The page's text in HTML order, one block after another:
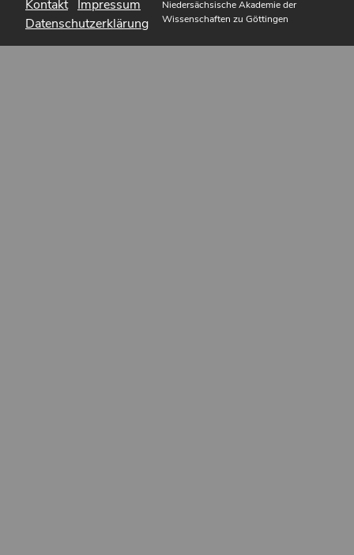
Kontakt Impressum
Datenschutzerklärung
Niedersächsische Akademie der
Wissenschaften zu Göttingen